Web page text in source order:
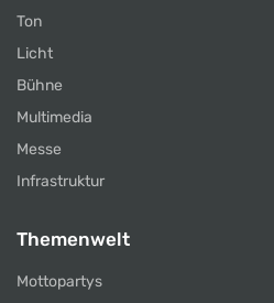
Ton
Licht
Bühne
Multimedia
Messe
Infrastruktur
Themenwelt
Mottopartys